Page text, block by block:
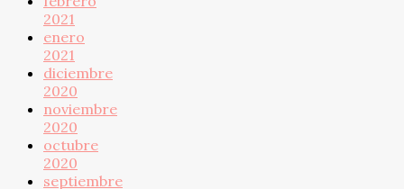
2021
enero
2021
diciembre
2020
noviembre
2020
octubre
2020
septiembre